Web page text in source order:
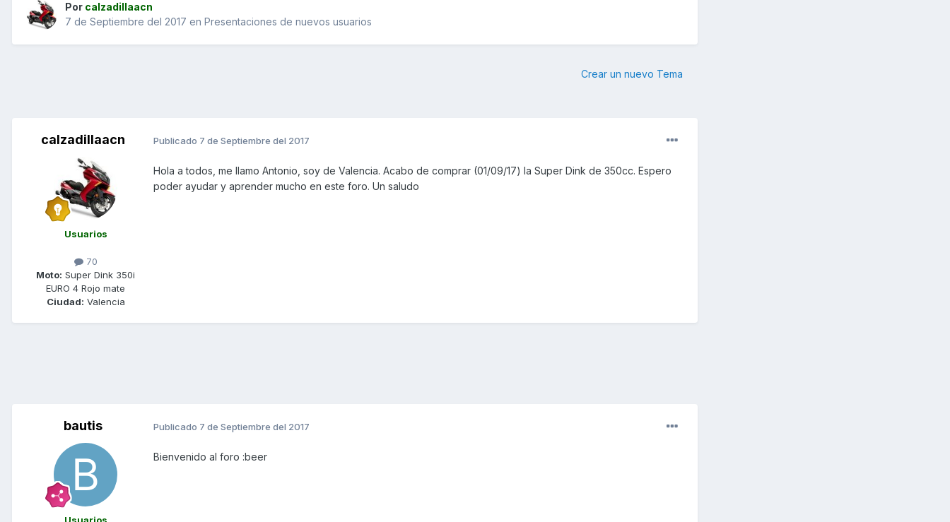
Por calzadillaacn
7 de Septiembre del 2017 en Presentaciones de nuevos usuarios
Crear un nuevo Tema
calzadillaacn
Usuarios
70
Moto: Super Dink 350i
EURO 4 Rojo mate
Ciudad: Valencia
Publicado 7 de Septiembre del 2017
Hola a todos, me llamo Antonio, soy de Valencia. Acabo de comprar (01/09/17) la Super Dink de 350cc. Espero
poder ayudar y aprender mucho en este foro. Un saludo
bautis Publicado 7 de Septiembre del 2017
Bienvenido al foro :beer